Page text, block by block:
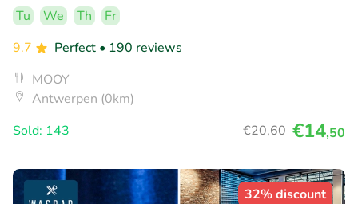
Tu We Th
Fr
9.7
Perfect • 190 reviews
MOOY
Antwerpen (0km)
Sold: 143
€20,60 €14,50
32% discount